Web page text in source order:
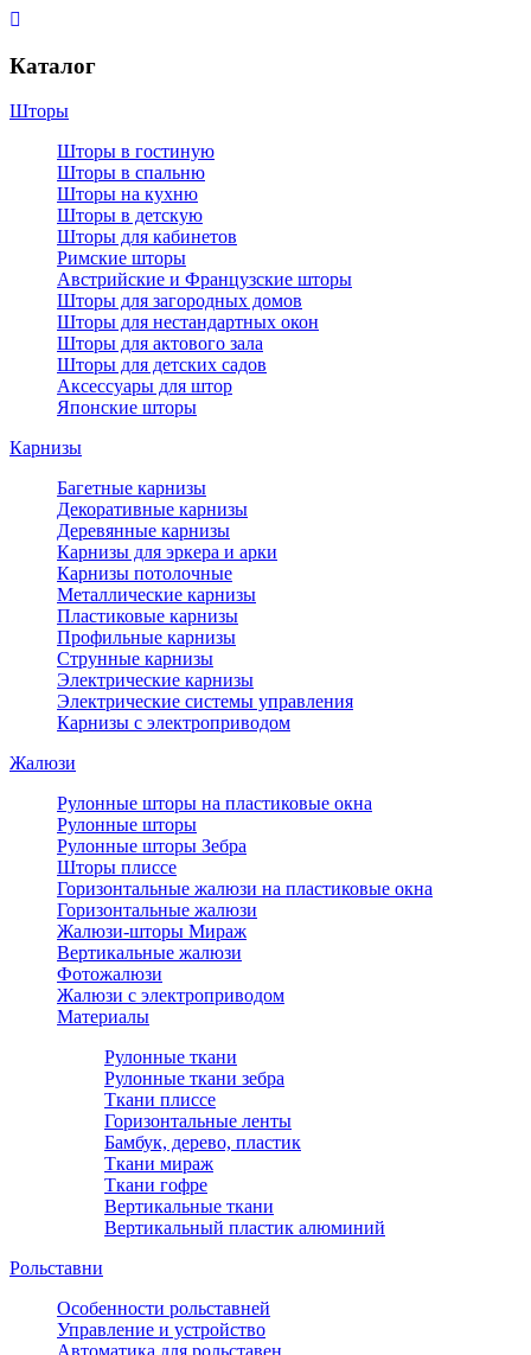
Каталог
Шторы
Шторы в гостиную
Шторы в спальню
Шторы на кухню
Шторы в детскую
Шторы для кабинетов
Римские шторы
Австрийские и Французские шторы
Шторы для загородных домов
Шторы для нестандартных окон
Шторы для актового зала
Шторы для детских садов
Аксессуары для штор
Японские шторы
Карнизы
Багетные карнизы
Декоративные карнизы
Деревянные карнизы
Карнизы для эркера и арки
Карнизы потолочные
Металлические карнизы
Пластиковые карнизы
Профильные карнизы
Струнные карнизы
Электрические карнизы
Электрические системы управления
Карнизы с электроприводом
Жалюзи
Рулонные шторы на пластиковые окна
Рулонные шторы
Рулонные шторы Зебра
Шторы плиссе
Горизонтальные жалюзи на пластиковые окна
Горизонтальные жалюзи
Жалюзи-шторы Мираж
Вертикальные жалюзи
Фотожалюзи
Жалюзи с электроприводом
Материалы
Рулонные ткани
Рулонные ткани зебра
Ткани плиссе
Горизонтальные ленты
Бамбук, дерево, пластик
Ткани мираж
Ткани гофре
Вертикальные ткани
Вертикальный пластик алюминий
Рольставни
Особенности рольставней
Управление и устройство